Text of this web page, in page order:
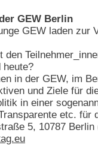
GEW Berlin
GEW laden
heute?
in der GEW, im
und Ziele für
in einer
etc.
5, 10787